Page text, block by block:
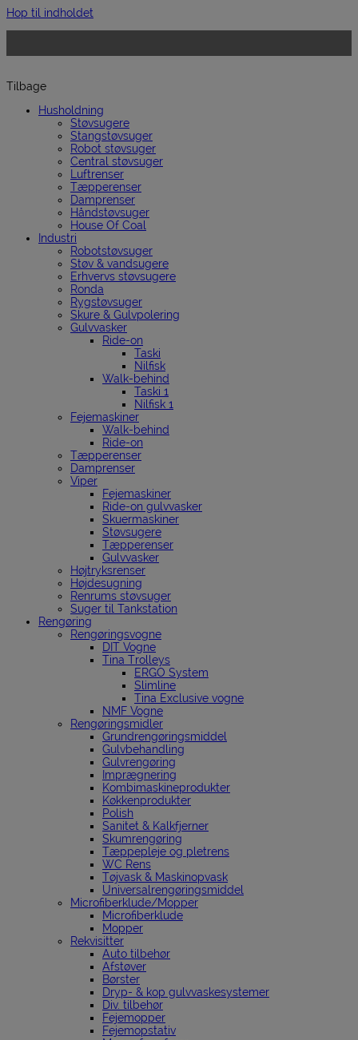
Hop til indholdet
Tilbage
Husholdning
Støvsugere
Stangstøvsuger
Robot støvsuger
Central støvsuger
Luftrenser
Tæpperenser
Damprenser
Håndstøvsuger
House Of Coal
Industri
Robotstøvsuger
Støv & vandsugere
Erhvervs støvsugere
Ronda
Rygstøvsuger
Skure & Gulvpolering
Gulvvasker
Ride-on
Taski
Nilfisk
Walk-behind
Taski 1
Nilfisk 1
Fejemaskiner
Walk-behind
Ride-on
Tæpperenser
Damprenser
Viper
Fejemaskiner
Ride-on gulvvasker
Skuermaskiner
Støvsugere
Tæpperenser
Gulvvasker
Højtryksrenser
Højdesugning
Renrums støvsuger
Suger til Tankstation
Rengøring
Rengøringsvogne
DIT Vogne
Tina Trolleys
ERGO System
Slimline
Tina Exclusive vogne
NMF Vogne
Rengøringsmidler
Grundrengøringsmiddel
Gulvbehandling
Gulvrengøring
Imprægnering
Kombimaskineprodukter
Køkkenprodukter
Polish
Sanitet & Kalkfjerner
Skumrengøring
Tæppepleje og pletrens
WC Rens
Tøjvask & Maskinopvask
Universalrengøringsmiddel
Microfiberklude/Mopper
Microfiberklude
Mopper
Rekvisitter
Auto tilbehør
Afstøver
Børster
Dryp- & kop gulvvaskesystemer
Div. tilbehør
Fejemopper
Fejemopstativ